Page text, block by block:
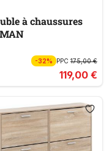
à chaussures
-32% PPC175,00 €
119,00 €